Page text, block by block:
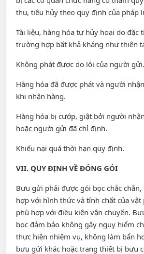
thu, tiêu hủy theo quy định của pháp
Tài liệu, hàng hóa tự hủy hoại do đặc
trường hợp bất khả kháng như thiên
Không phát được do lỗi của người gửi.
Hàng hóa đã được phát và người
khi nhận hàng.
Hàng hóa bị cướp, giật bởi người
hoặc người gửi đã chỉ định.
Khiếu nại quá thời hạn quy định.
VII. QUY ĐỊNH VỀ ĐÓNG GÓI
Bưu gửi phải được gói bọc chắc
hợp với hình thức và tính chất của
phù hợp với điều kiện vận chuyển.
bọc đảm bảo không gây nguy hiểm
thực hiện nhiệm vụ, không làm bẩn
bưu gửi khác hoặc trang thiết bị bưu